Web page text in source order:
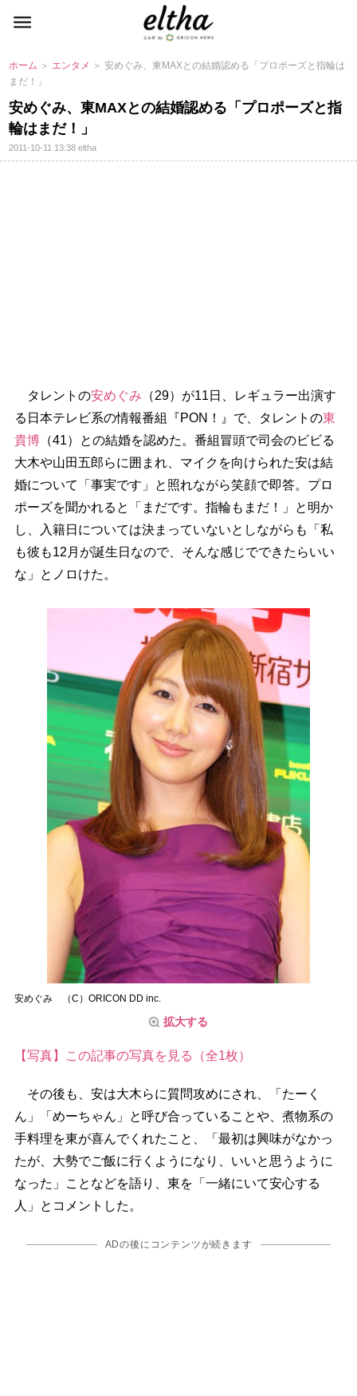
ホーム ＞ エンタメ ＞ 安めぐみ、東MAXとの結婚認める「プロポーズと指輪は
まだ！」
安めぐみ、東MAXとの結婚認める「プロポーズと指
輪はまだ！」
2011-10-11 13:38eltha
タレントの安めぐみ （29）が11日、レギュラー出演す
る日本テレビ系の情報番組『PON！』で、タレントの東
貴博（41）との結婚を認めた。番組冒頭で司会のビビる
大木や山田五郎らに囲まれ、マイクを向けられた安は結
婚について「事実です」と照れながら笑顔で即答。プロ
ポーズを聞かれると「まだです。指輪もまだ！」と明か
し、入籍日については決まっていないとしながらも「私
も彼も12月が誕生日なので、そんな感じでできたらいい
な」とノロけた。
安めぐみ （C）ORICON DD inc.
拡大する
【写真】この記事の写真を見る（全1枚）
その後も、安は大木らに質問攻めにされ、「たーく
ん」「めーちゃん」と呼び合っていることや、煮物系の
手料理を東が喜んでくれたこと、「最初は興味がなかっ
たが、大勢でご飯に行くようになり、いいと思うように
なった」ことなどを語り、東を「一緒にいて安心する
人」とコメントした。
ADの後にコンテンツが続きます